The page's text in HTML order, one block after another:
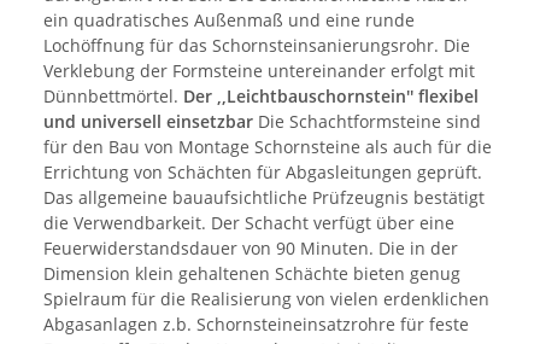
ein quadratisches Außenmaß und eine runde
Lochöffnung für das Schornsteinsanierungsrohr. Die
Verklebung der Formsteine untereinander erfolgt mit
Dünnbettmörtel. Der ,,Leichtbauschornstein'' flexibel
und universell einsetzbar Die Schachtformsteine sind
für den Bau von Montage Schornsteine als auch für die
Errichtung von Schächten für Abgasleitungen geprüft.
Das allgemeine bauaufsichtliche Prüfzeugnis bestätigt
die Verwendbarkeit. Der Schacht verfügt über eine
Feuerwiderstandsdauer von 90 Minuten. Die in der
Dimension klein gehaltenen Schächte bieten genug
Spielraum für die Realisierung von vielen erdenklichen
Abgasanlagen z.b. Schornsteineinsatzrohre für feste